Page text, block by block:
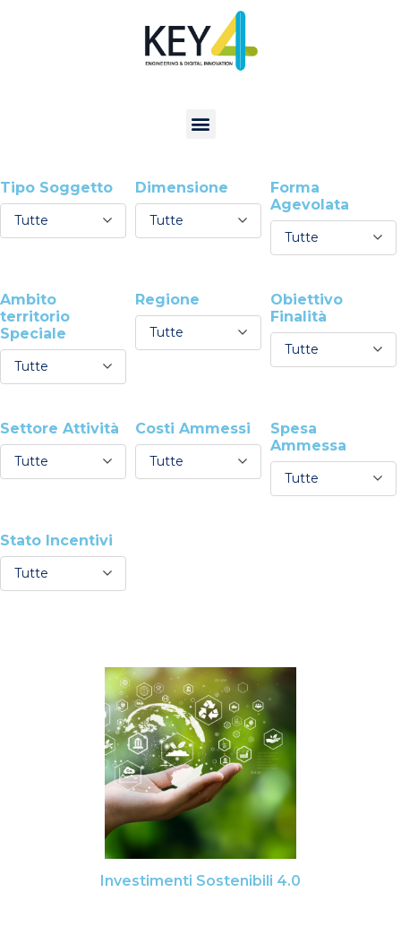
Tipo Soggetto
Tutte
Dimensione
Tutte
Forma
Agevolata
Tutte
Ambito
territorio
Speciale
Tutte
Regione
Tutte
Obiettivo
Finalità
Tutte
Settore Attività
Tutte
Costi Ammessi
Tutte
Spesa
Ammessa
Tutte
Stato Incentivi
Tutte
Investimenti Sostenibili 4.0